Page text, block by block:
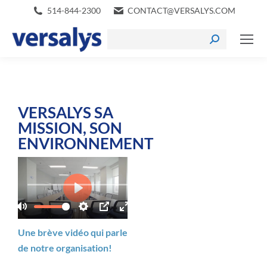
514-844-2300 CONTACT@VERSALYS.COM
VERSALYS SA
MISSION, SON
ENVIRONNEMENT
Une brève vidéo qui parle
de notre organisation!